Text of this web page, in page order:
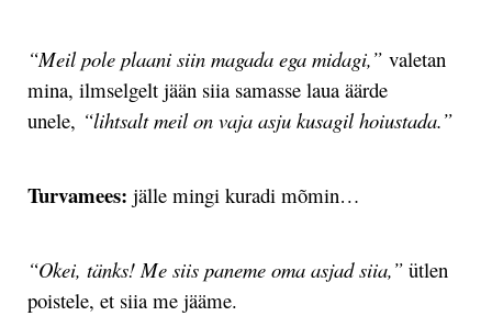
“Meil pole plaani siin magada ega midagi,”valetan
mina, ilmselgelt jään siia samasse laua äärde
unele, “lihtsalt meil on vaja asju kusagil hoiustada.”
Turvamees: jälle mingi kuradi mõmin…
“Okei, tänks! Me siis paneme oma asjad siia,”ütlen
poistele, et siia me jääme.